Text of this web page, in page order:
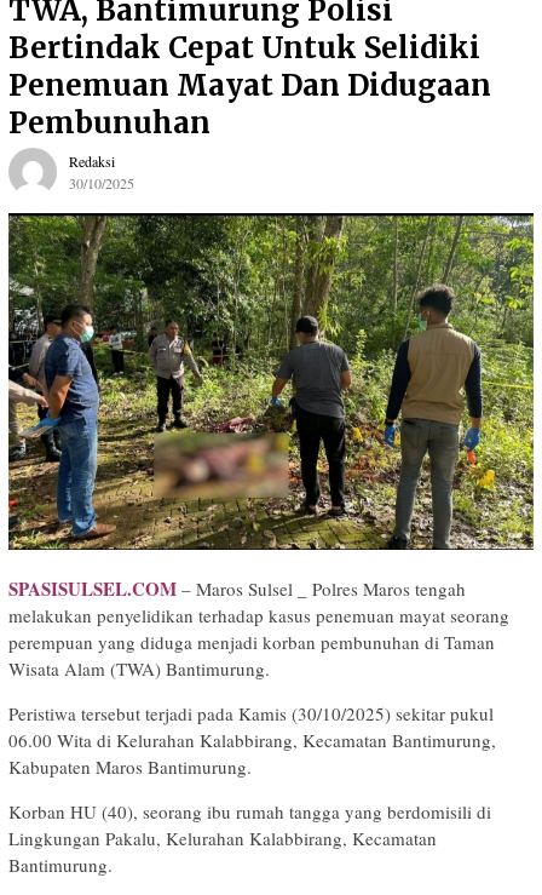
TWA, Bantimurung Polisi
Bertindak Cepat Untuk Selidiki
Penemuan Mayat Dan Didugaan
Pembunuhan
Redaksi
30/10/2025
SPASISULSEL.COM – Maros Sulsel _ Polres Maros tengah
melakukan penyelidikan terhadap kasus penemuan mayat seorang
perempuan yang diduga menjadi korban pembunuhan di Taman
Wisata Alam (TWA) Bantimurung.
Peristiwa tersebut terjadi pada Kamis (30/10/2025) sekitar pukul
06.00 Wita di Kelurahan Kalabbirang, Kecamatan Bantimurung,
Kabupaten Maros Bantimurung.
Korban HU (40), seorang ibu rumah tangga yang berdomisili di
Lingkungan Pakalu, Kelurahan Kalabbirang, Kecamatan
Bantimurung.